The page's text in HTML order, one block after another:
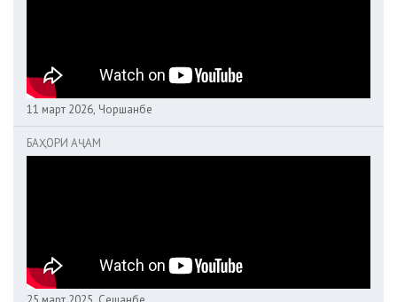
11 март 2026, Чоршанбе
БАҲОРИ АҶАМ